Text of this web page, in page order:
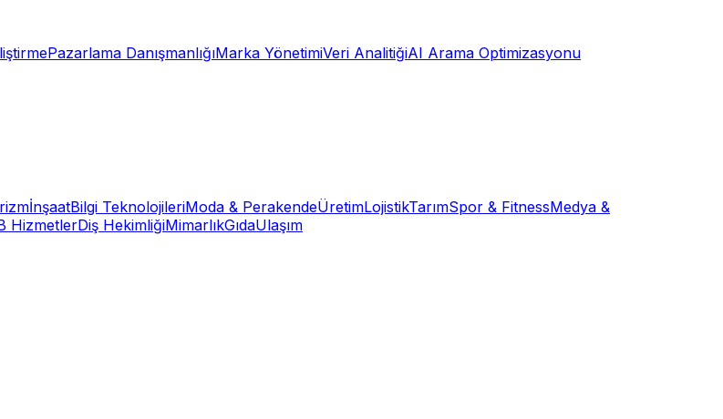
Pazarlama DanışmanlığıMarka YönetimiVeri AnalitiğiAI Arama Optimizasyonu
İnşaatBilgi TeknolojileriModa & PerakendeÜretimLojistikTarımSpor & FitnessMedya &
HizmetlerDiş HekimliğiMimarlıkGıdaUlaşım